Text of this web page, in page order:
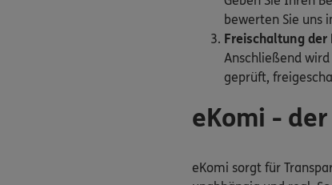
bewerten Sie uns
Freischaltung der
Anschließend
geprüft,
eKomi -
eKomi sorgt für